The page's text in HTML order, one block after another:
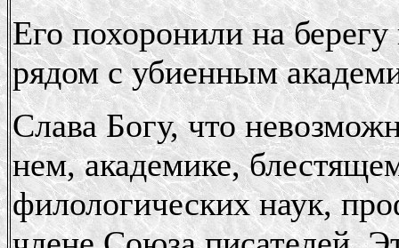
Его похоронили на
рядом с убиенным
Слава Богу, что
нем, академике,
филологических наук,